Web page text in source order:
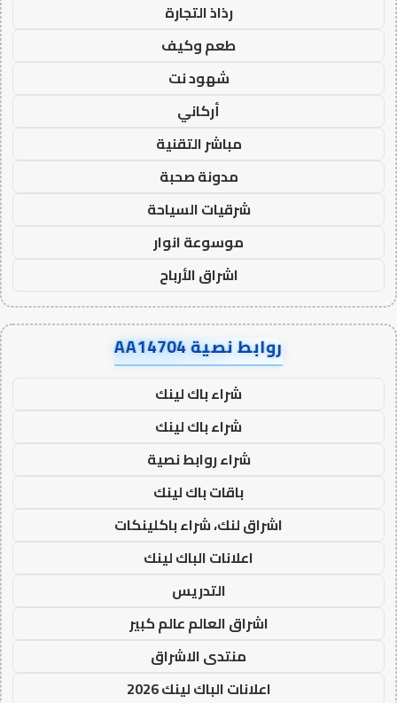
رذاذ التجارة
طعم وكيف
شهود نت
أركاني
مباشر التقنية
مدونة صحبة
شرقيات السياحة
موسوعة انوار
اشراق الأرباح
روابط نصية AA14704
شراء باك لينك
شراء باك لينك
شراء روابط نصية
باقات باك لينك
اشراق لنك، شراء باكلينكات
اعلانات الباك لينك
التدريس
اشراق العالم عالم كبير
منتدى الاشراق
اعلانات الباك لينك 2026